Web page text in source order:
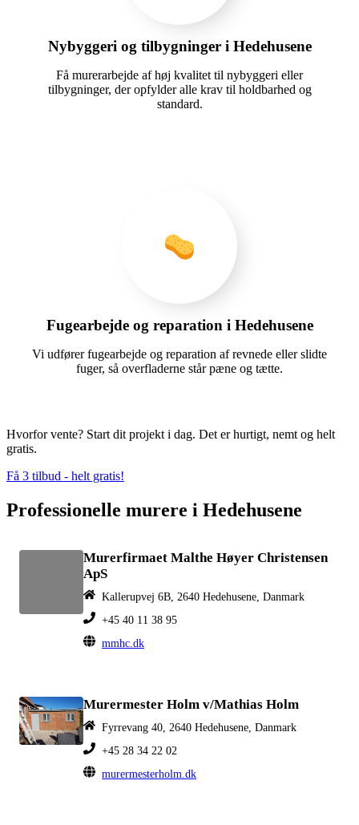
Nybyggeri og tilbygninger i Hedehusene
Få murerarbejde af høj kvalitet til nybyggeri eller
tilbygninger, der opfylder alle krav til holdbarhed og
standard.
Fugearbejde og reparation i Hedehusene
Vi udfører fugearbejde og reparation af revnede eller slidte
fuger, så overfladerne står pæne og tætte.
Hvorfor vente? Start dit projekt i dag. Det er hurtigt, nemt og helt
gratis.
Få 3 tilbud - helt gratis!
Professionelle murere i Hedehusene
Murerfirmaet Malthe Høyer Christensen
ApS
Kallerupvej 6B, 2640 Hedehusene, Danmark
+45 40 11 38 95
mmhc.dk
Murermester Holm v/Mathias Holm
Fyrrevang 40, 2640 Hedehusene, Danmark
+45 28 34 22 02
murermesterholm.dk